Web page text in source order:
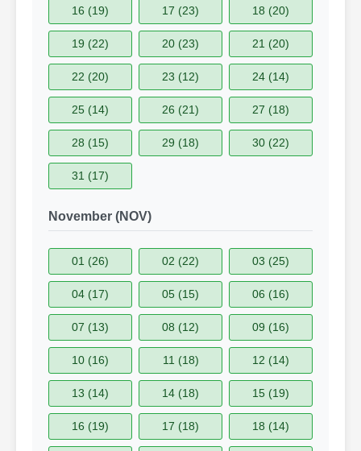
16 (19) 17 (23) 18 (20)
19 (22) 20 (23) 21 (20)
22 (20) 23 (12) 24 (14)
25 (14) 26 (21) 27 (18)
28 (15) 29 (18) 30 (22)
31 (17)
November (NOV)
01 (26) 02 (22) 03 (25)
04 (17) 05 (15) 06 (16)
07 (13) 08 (12) 09 (16)
10 (16) 11 (18) 12 (14)
13 (14) 14 (18) 15 (19)
16 (19) 17 (18) 18 (14)